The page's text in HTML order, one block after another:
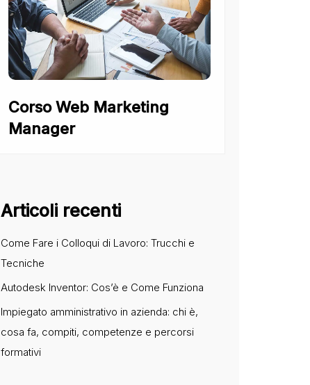
Corso Web Marketing
Manager
Articoli recenti
Come Fare i Colloqui di Lavoro: Trucchi e
Tecniche
Autodesk Inventor: Cos’è e Come Funziona
Impiegato amministrativo in azienda: chi è,
cosa fa, compiti, competenze e percorsi
formativi